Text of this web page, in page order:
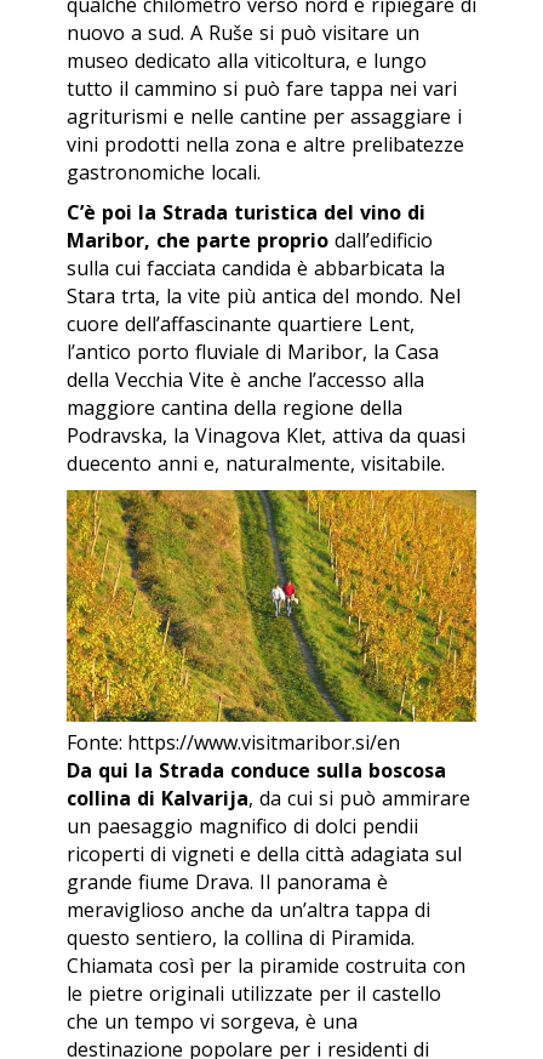
nuovo a sud. A Ruše si può visitare un
museo dedicato alla viticoltura, e lungo
tutto il cammino si può fare tappa nei vari
agriturismi e nelle cantine per assaggiare i
vini prodotti nella zona e altre prelibatezze
gastronomiche locali.
C’è poi la Strada turistica del vino di
Maribor, che parte proprio dall’edificio
sulla cui facciata candida è abbarbicata la
Stara trta, la vite più antica del mondo. Nel
cuore dell’affascinante quartiere Lent,
l’antico porto fluviale di Maribor, la Casa
della Vecchia Vite è anche l’accesso alla
maggiore cantina della regione della
Podravska, la Vinagova Klet, attiva da quasi
duecento anni e, naturalmente, visitabile.
Fonte: https://www.visitmaribor.si/en
Da qui la Strada conduce sulla boscosa
collina di Kalvarija, da cui si può ammirare
un paesaggio magnifico di dolci pendii
ricoperti di vigneti e della città adagiata sul
grande fiume Drava. Il panorama è
meraviglioso anche da un’altra tappa di
questo sentiero, la collina di Piramida.
Chiamata così per la piramide costruita con
le pietre originali utilizzate per il castello
che un tempo vi sorgeva, è una
destinazione popolare per i residenti di